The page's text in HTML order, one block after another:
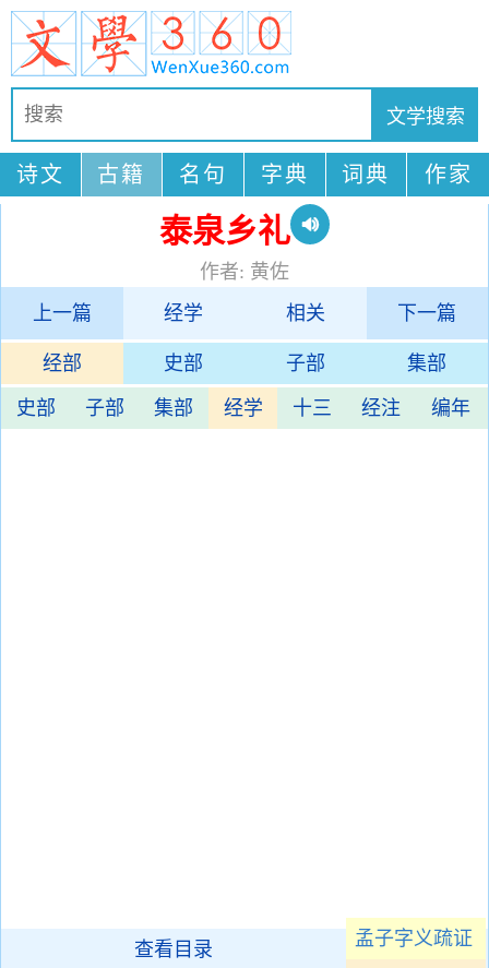
诗文 古籍 名句 字典 词典 作家
泰泉乡礼
作者: 黄佐
上一篇
经学 相关 下一篇
经部 史部 子部 集部
史部 子部 集部 经学 十三 经注 编年
孟子字义疏证
查看目录